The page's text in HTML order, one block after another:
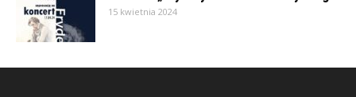
15 kwietnia 2024